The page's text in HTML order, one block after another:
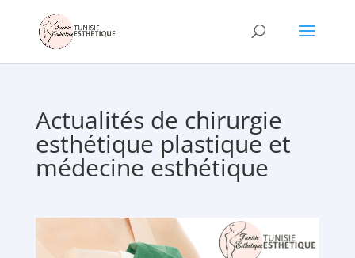
Actualités de chirurgie
esthétique plastique et
médecine esthétique